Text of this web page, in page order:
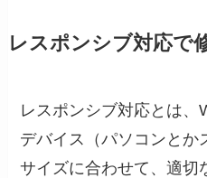
レスポンシブ対応で
レスポンシブ対応とは、
デバイス（パソコンとか
サイズに合わせて、適切